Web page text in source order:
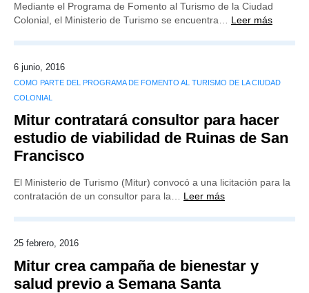
Mediante el Programa de Fomento al Turismo de la Ciudad
Colonial, el Ministerio de Turismo se encuentra… Leer más
6 junio, 2016
COMO PARTE DEL PROGRAMA DE FOMENTO AL TURISMO DE LA CIUDAD
COLONIAL
Mitur contratará consultor para hacer
estudio de viabilidad de Ruinas de San
Francisco
El Ministerio de Turismo (Mitur) convocó a una licitación para la
contratación de un consultor para la… Leer más
25 febrero, 2016
Mitur crea campaña de bienestar y
salud previo a Semana Santa